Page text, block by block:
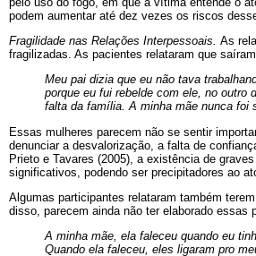
podem aumentar até dez vezes os riscos
Fragilidade nas Relações Interpessoais. As
fragilizadas. As pacientes relataram que
Meu pai dizia que eu não tava
porque eu fui rebelde com ele, no outro
falta da família. A minha mãe nunca foi
Essas mulheres parecem não se sentir
denunciar a desvalorização, a falta de
Prieto e Tavares (2005), a existência de
significativos, podendo ser precipitadores ao
Algumas participantes relataram também
disso, parecem ainda não ter elaborado
A minha mãe, ela faleceu quando eu
Quando ela faleceu, eles ligaram pro